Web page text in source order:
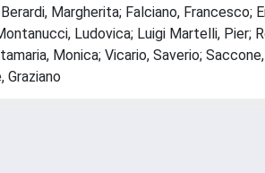
Margherita; Falciano, Francesco;
Ludovica; Luigi Martelli, Pier;
Monica; Vicario, Saverio;
Graziano